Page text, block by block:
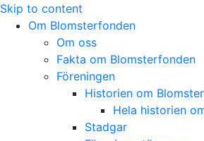
Skip to content
Om Blomsterfonden
Om oss
Fakta om Blomsterfonden
Föreningen
Historien om
Hela historien
Stadgar